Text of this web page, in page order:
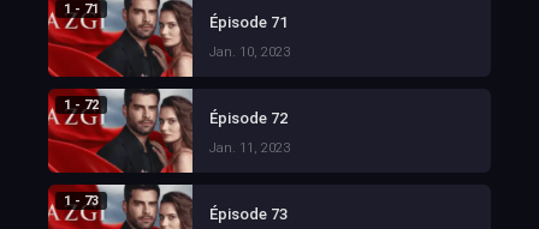
1 - 71
Épisode 71
Jan. 10, 2023
1 - 72
Épisode 72
Jan. 11, 2023
1 - 73
Épisode 73